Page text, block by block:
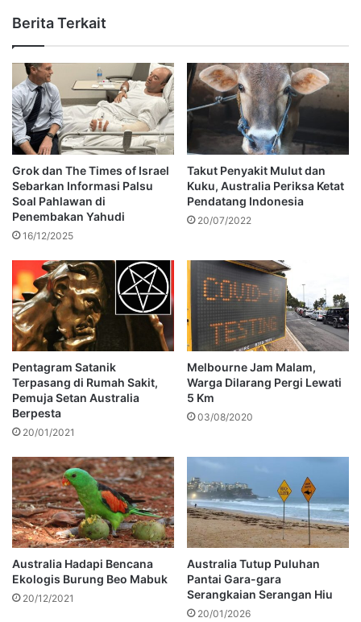
Berita Terkait
Grok dan The Times of Israel
Sebarkan Informasi Palsu
Soal Pahlawan di
Penembakan Yahudi
16/12/2025
Takut Penyakit Mulut dan
Kuku, Australia Periksa Ketat
Pendatang Indonesia
20/07/2022
Pentagram Satanik
Terpasang di Rumah Sakit,
Pemuja Setan Australia
Berpesta
20/01/2021
Melbourne Jam Malam,
Warga Dilarang Pergi Lewati
5 Km
03/08/2020
Australia Hadapi Bencana
Ekologis Burung Beo Mabuk
20/12/2021
Australia Tutup Puluhan
Pantai Gara-gara
Serangkaian Serangan Hiu
20/01/2026